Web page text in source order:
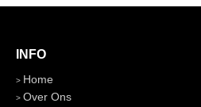
INFO
Home
Over Ons